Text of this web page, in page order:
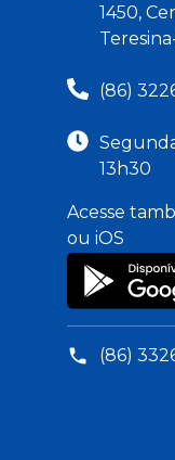
1450,
(86)
13h30
Acesse
ou iOS
(86)